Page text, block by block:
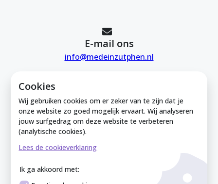
Cookies
Wij gebruiken cookies om er zeker van te zijn dat je
onze website zo goed mogelijk ervaart. Wij analyseren
jouw surfgedrag om deze website te verbeteren
(analytische cookies).
Lees de cookieverklaring
Ik ga akkoord met:
E-mail ons
info@medeinzutphen.nl
Mede in Zutphen is onderdeel van de
Zutphense Uitdaging. KVK Zutphense
Uitdaging: 08212926